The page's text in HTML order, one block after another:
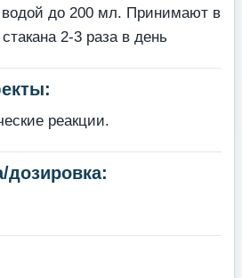
водой до 200 мл. Принимают в
2-3 раза в день
реакции.